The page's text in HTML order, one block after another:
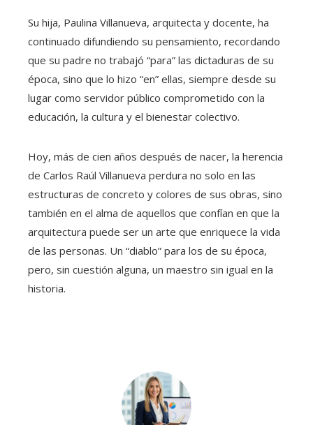
Su hija, Paulina Villanueva, arquitecta y docente, ha
continuado difundiendo su pensamiento, recordando
que su padre no trabajó “para” las dictaduras de su
época, sino que lo hizo “en” ellas, siempre desde su
lugar como servidor público comprometido con la
educación, la cultura y el bienestar colectivo.
Hoy, más de cien años después de nacer, la herencia
de Carlos Raúl Villanueva perdura no solo en las
estructuras de concreto y colores de sus obras, sino
también en el alma de aquellos que confían en que la
arquitectura puede ser un arte que enriquece la vida
de las personas. Un “diablo” para los de su época,
pero, sin cuestión alguna, un maestro sin igual en la
historia.